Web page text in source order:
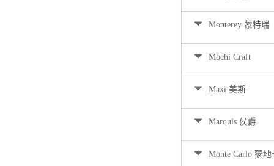
Monterey 蒙特瑞
Mochi Craft
Maxi 美斯
Marquis 侯爵
Monte Carlo 蒙地